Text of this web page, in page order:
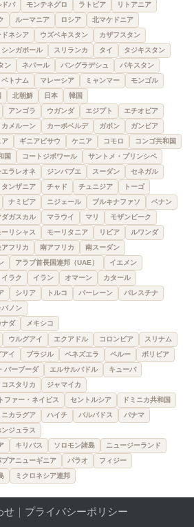
ドバ モンテネグロ ラトビア
リトアニア
ルーマニア ロシア 北マケドニア
ドネシア ウズベキスタン
カザフスタン
シンガポール スリランカ タイ
タジキスタン
ン
ネパール バングラデシュ
パキスタン
ベトナム マレーシア ミャンマー
モンゴル
北朝鮮 日本 韓国
アンゴラ ウガンダ エジプト
エチオピア
カメルーン カーボベルデ ガボン
ガンビア
ア ギニアビサウ ケニア コモロ
コンゴ共和国
国
コートジボワール
サントメ・プリンシペ
エラレオネ ジンバブエ スーダン
セネガル
タンザニア チャド チュニジア
トーゴ
ナミビア ニジェール ブルキナファソ
ベナン
ダガスカル マラウイ マリ
モザンビーク
ーリシャス モーリタニア リビア
ルワンダ
フリカ 南アフリカ 南スーダン
アラブ首長国連邦（UAE）
イエメン
イラク イラン オマーン
カタール
シリア トルコ バーレーン
パレスチナ
バノン
ナダ メキシコ
ウルグアイ エクアドル コロンビア
スリナム
イ ブラジル ベネズエラ ペルー ボリビア
バーブーダ エルサルバドル
キューバ
コスタリカ
ジャマイカ
ファー・ネイビス
セントルシア
ドミニカ共和国
ニカラグア ハイチ バルバドス
パナマ
ンジュラス
キリバス ソロモン諸島
ニュージーランド
プアニューギニア パラオ
フィジー
ミクロネシア連邦
せ｜ プライバシーポリシー